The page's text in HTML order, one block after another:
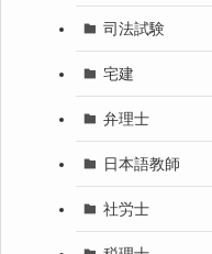
司法試験
宅建
弁理士
日本語教師
社労士